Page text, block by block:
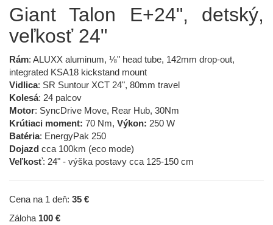
Giant Talon E+24", detský,
veľkosť 24"
Rám: ALUXX aluminum, ⅛" head tube, 142mm drop-out,
integrated KSA18 kickstand mount
Vidlica: SR Suntour XCT 24", 80mm travel
Kolesá: 24 palcov
Motor: SyncDrive Move, Rear Hub, 30Nm
Krútiaci moment: 70 Nm, Výkon: 250 W
Batéria: EnergyPak 250
Dojazd cca 100km (eco mode)
Veľkosť: 24" - výška postavy cca 125-150 cm
Cena na 1 deň: 35 €
Záloha 100 €